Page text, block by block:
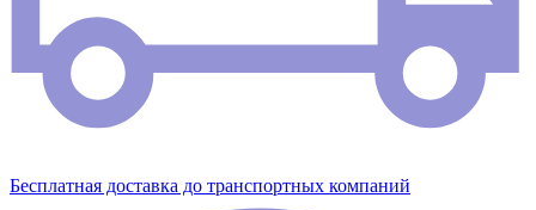
Бесплатная доставка до транспортных компаний